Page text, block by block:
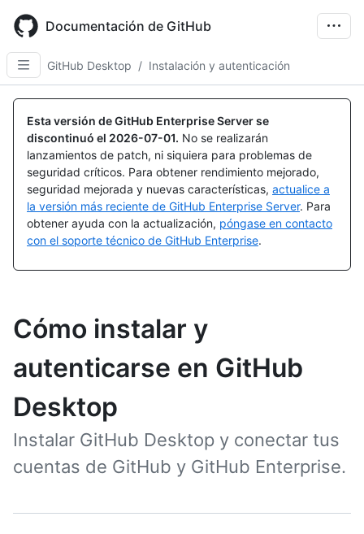
main
content
Documentación de GitHub
GitHub Desktop / Instalación y autenticación
Esta versión de GitHub Enterprise Server se
discontinuó el 2026-07-01. No se realizarán
lanzamientos de patch, ni siquiera para problemas de
seguridad críticos. Para obtener rendimiento mejorado,
seguridad mejorada y nuevas características, actualice a
la versión más reciente de GitHub Enterprise Server. Para
obtener ayuda con la actualización, póngase en contacto
con el soporte técnico de GitHub Enterprise.
Cómo instalar y
autenticarse en GitHub
Desktop
Instalar GitHub Desktop y conectar tus
cuentas de GitHub y GitHub Enterprise.